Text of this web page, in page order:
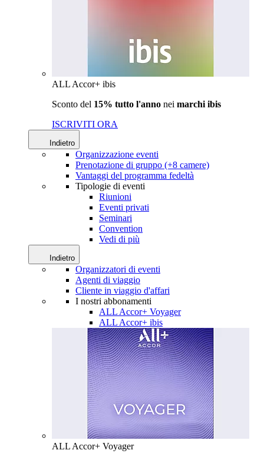
ALL Accor+ ibis
Sconto del 15% tutto l'anno nei marchi ibis
ISCRIVITI ORA
Indietro
Organizzazione eventi
Prenotazione di gruppo (+8 camere)
Vantaggi del programma fedeltà
Tipologie di eventi
Riunioni
Eventi privati
Seminari
Convention
Vedi di più
Indietro
Organizzatori di eventi
Agenti di viaggio
Cliente in viaggio d'affari
I nostri abbonamenti
ALL Accor+ Voyager
ALL Accor+ ibis
ALL Accor+ Voyager